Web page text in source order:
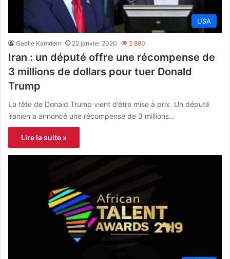
USA
Gaelle Kamdem 22 janvier 2020 2 880
Iran : un député offre une récompense de
3 millions de dollars pour tuer Donald
Trump
La tête de Donald Trump vient d’être mise à prix. Un député
iranien a annoncé une récompense de 3 millions…
Lire la suite »